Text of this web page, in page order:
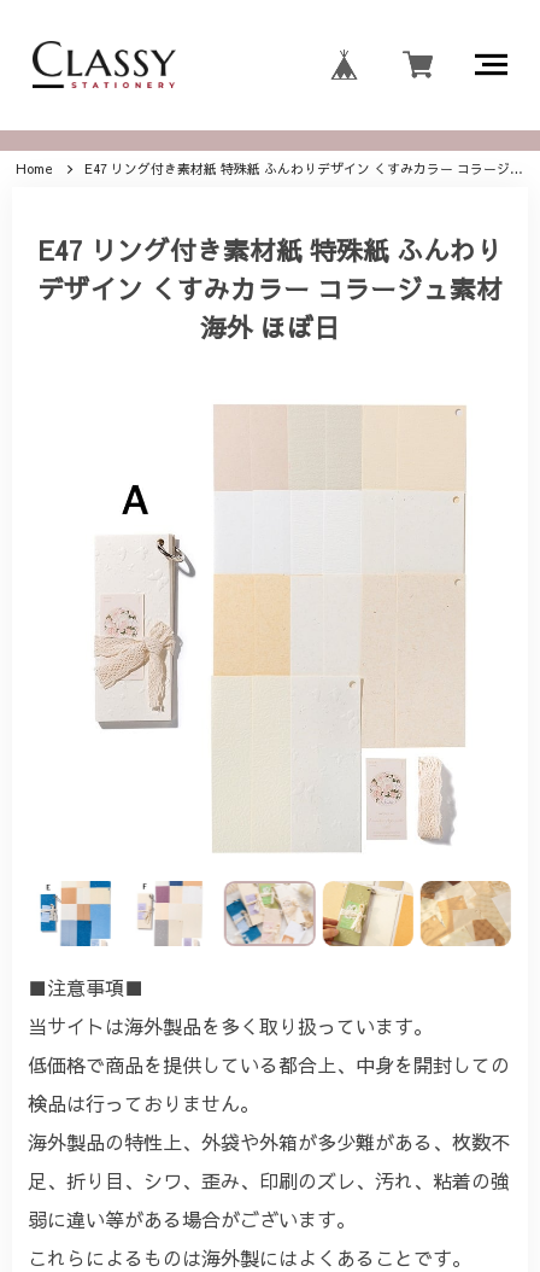
Home E47 リング付き素材紙 特殊紙 ふんわりデザイン くすみカラー コラージュ素材 海外 ほぼ日
E47 リング付き素材紙 特殊紙 ふんわり
デザイン くすみカラー コラージュ素材
海外 ほぼ日
■注意事項■
当サイトは海外製品を多く取り扱っています。
低価格で商品を提供している都合上、中身を開封しての
検品は行っておりません。
海外製品の特性上、外袋や外箱が多少難がある、枚数不
足、折り目、シワ、歪み、印刷のズレ、汚れ、粘着の強
弱に違い等がある場合がございます。
これらによるものは海外製にはよくあることです。